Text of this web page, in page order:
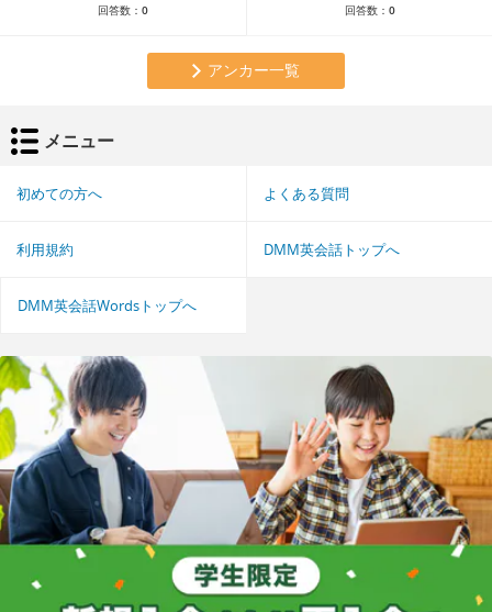
回答数： 0 回答数： 0
アンカー一覧
メニュー
初めての方へ よくある質問
利用規約 DMM英会話トップへ
DMM英会話Wordsトップへ